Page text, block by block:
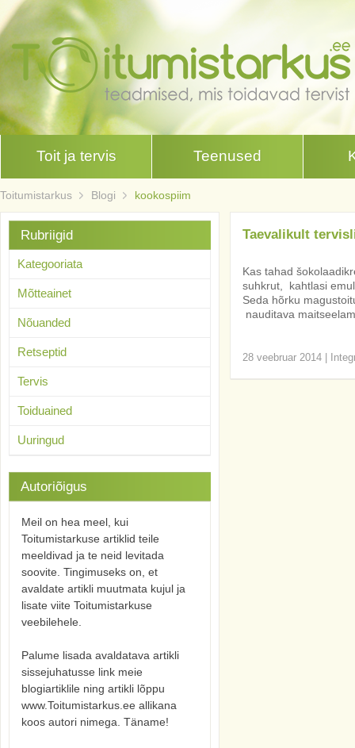
Toit ja tervis Teenused
Toitumistarkus Blogi kookospiim
Taevalikult
Kas tahad
suhkrut, kahtlasi
Seda hõrku
nauditava
28 veebruar 2014
Rubriigid
Kategooriata
Mõtteainet
Nõuanded
Retseptid
Tervis
Toiduained
Uuringud
Autoriõigus
Meil on hea meel, kui
Toitumistarkuse artiklid teile
meeldivad ja te neid levitada
soovite. Tingimuseks on, et
avaldate artikli muutmata kujul ja
lisate viite Toitumistarkuse
veebilehele.
Palume lisada avaldatava artikli
sissejuhatusse link meie
blogiartiklile ning artikli lõppu
www.Toitumistarkus.ee allikana
koos autori nimega. Täname!